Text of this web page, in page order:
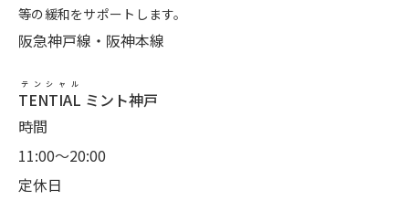
等の緩和をサポートします。
阪急神戸線・阪神本線
TENTIAL
テンシャル
ミント神戸
時間
11:00〜20:00
定休日